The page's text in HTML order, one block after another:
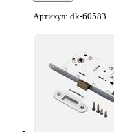
Артикул: dk-60583